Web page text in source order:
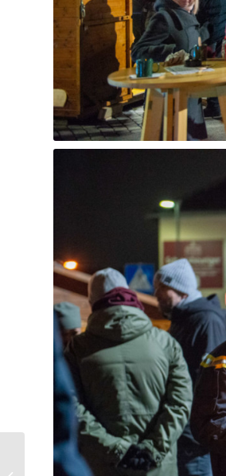
Menschenrettung im